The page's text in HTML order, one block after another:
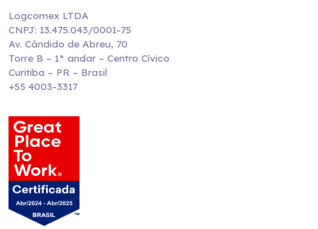
Logcomex LTDA
CNPJ: 13.475.043/0001-75
Av. Cândido de Abreu, 70
Torre B – 1° andar – Centro Cívico
Curitiba – PR – Brasil
+55 4003-3317